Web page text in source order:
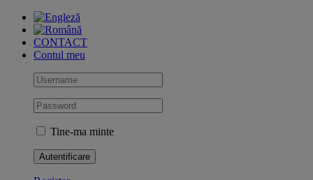
Skip
contentCONTACT
Contul meu
Tine-ma minte